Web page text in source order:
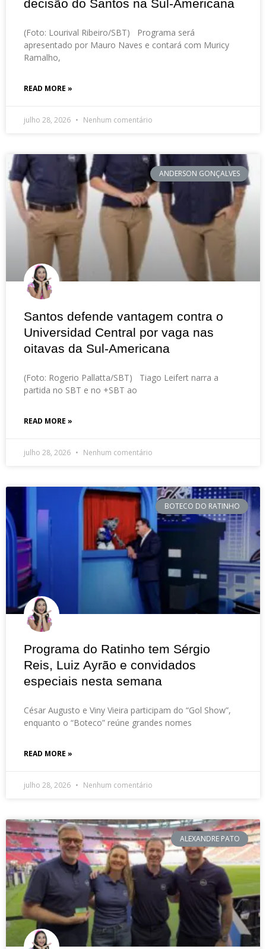
decisão do Santos na Sul-Americana
(Foto: Lourival Ribeiro/SBT) Programa será
apresentado por Mauro Naves e contará com Muricy
Ramalho,
READ MORE »
julho 28, 2026 Nenhum comentário
ANDERSON GONÇALVES
Santos defende vantagem contra o
Universidad Central por vaga nas
oitavas da Sul-Americana
(Foto: Rogerio Pallatta/SBT) Tiago Leifert narra a
partida no SBT e no +SBT ao
READ MORE »
julho 28, 2026 Nenhum comentário
BOTECO DO RATINHO
Programa do Ratinho tem Sérgio
Reis, Luiz Ayrão e convidados
especiais nesta semana
César Augusto e Viny Vieira participam do “Gol Show”,
enquanto o “Boteco” reúne grandes nomes
READ MORE »
julho 28, 2026 Nenhum comentário
ALEXANDRE PATO